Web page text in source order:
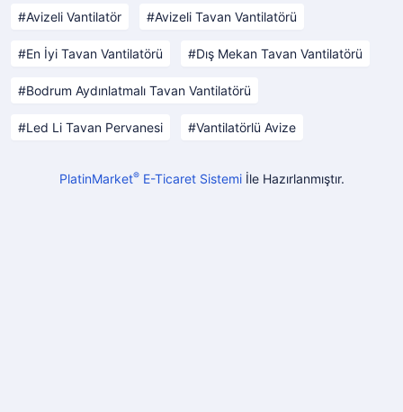
Avizeli Vantilatör Avizeli Tavan Vantilatörü
En İyi Tavan Vantilatörü Dış Mekan Tavan Vantilatörü
Bodrum Aydınlatmalı Tavan Vantilatörü
Led Li Tavan Pervanesi Vantilatörlü Avize
PlatinMarket®E-Ticaret Sistemiİle Hazırlanmıştır.